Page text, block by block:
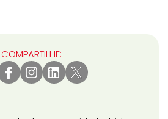
COMPARTILHE: